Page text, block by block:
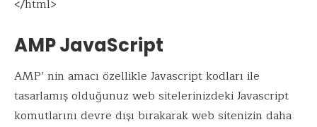
</html>
AMP JavaScript
AMP’ nin amacı özellikle Javascript kodları ile
tasarlamış olduğunuz web sitelerinizdeki Javascript
komutlarını devre dışı bırakarak web sitenizin daha